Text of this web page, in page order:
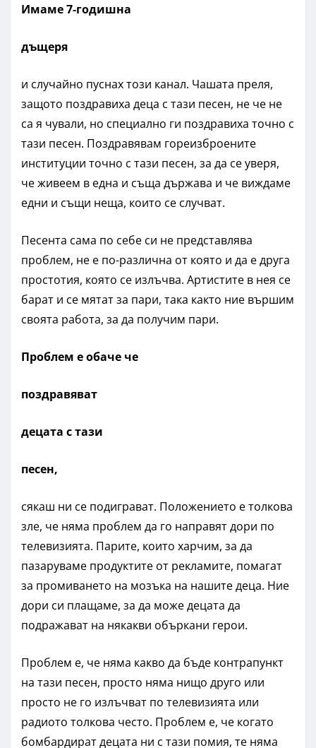
Имаме 7-годишна
дъщеря
и случайно пуснах този канал. Чашата преля,
защото поздравиха деца с тази песен, не че не
са я чували, но специално ги поздравиха точно с
тази песен. Поздравявам гореизброените
институции точно с тази песен, за да се уверя,
че живеем в една и съща държава и че виждаме
едни и същи неща, които се случват.
Песента сама по себе си не представлява
проблем, не е по-различна от която и да е друга
простотия, която се излъчва. Артистите в нея се
барат и се мятат за пари, така както ние вършим
своята работа, за да получим пари.
Проблем е обаче че
поздравяват
децата с тази
песен,
сякаш ни се подиграват. Положението е толкова
зле, че няма проблем да го направят дори по
телевизията. Парите, които харчим, за да
пазаруваме продуктите от рекламите, помагат
за промиването на мозъка на нашите деца. Ние
дори си плащаме, за да може децата да
подражават на някакви объркани герои.
Проблем е, че няма какво да бъде контрапункт
на тази песен, просто няма нищо друго или
просто не го излъчват по телевизията или
радиото толкова често. Проблем е, че когато
бомбардират децата ни с тази помия, те няма